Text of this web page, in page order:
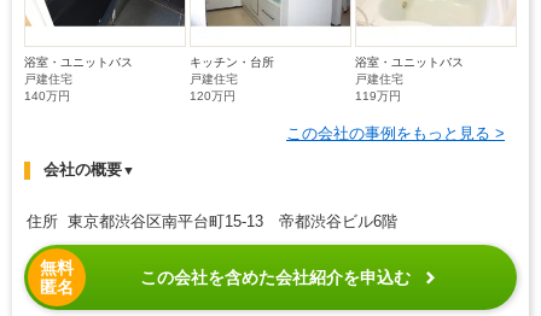
浴室・ユニットバス
戸建住宅
140万円
キッチン・台所
戸建住宅
120万円
浴室・ユニットバス
戸建住宅
119万円
この会社の事例をもっと見る >
会社の概要▼
住所 東京都渋谷区南平台町15-13 帝都渋谷ビル6階
無料
匿名
この会社を含めた会社紹介を申込む